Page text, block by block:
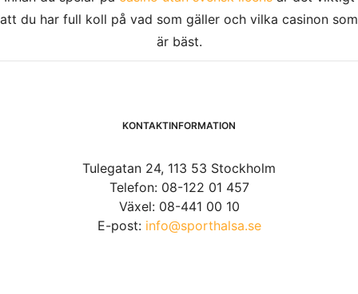
att du har full koll på vad som gäller och vilka casinon som
är bäst.
KONTAKTINFORMATION
Tulegatan 24, 113 53 Stockholm
Telefon: 08-122 01 457
Växel: 08-441 00 10
E-post: info@sporthalsa.se